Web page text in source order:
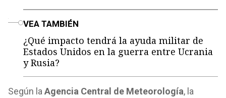
VEA TAMBIÉN
¿Qué impacto tendrá la ayuda militar de
Estados Unidos en la guerra entre Ucrania
y Rusia?
Según la Agencia Central de Meteorología, la